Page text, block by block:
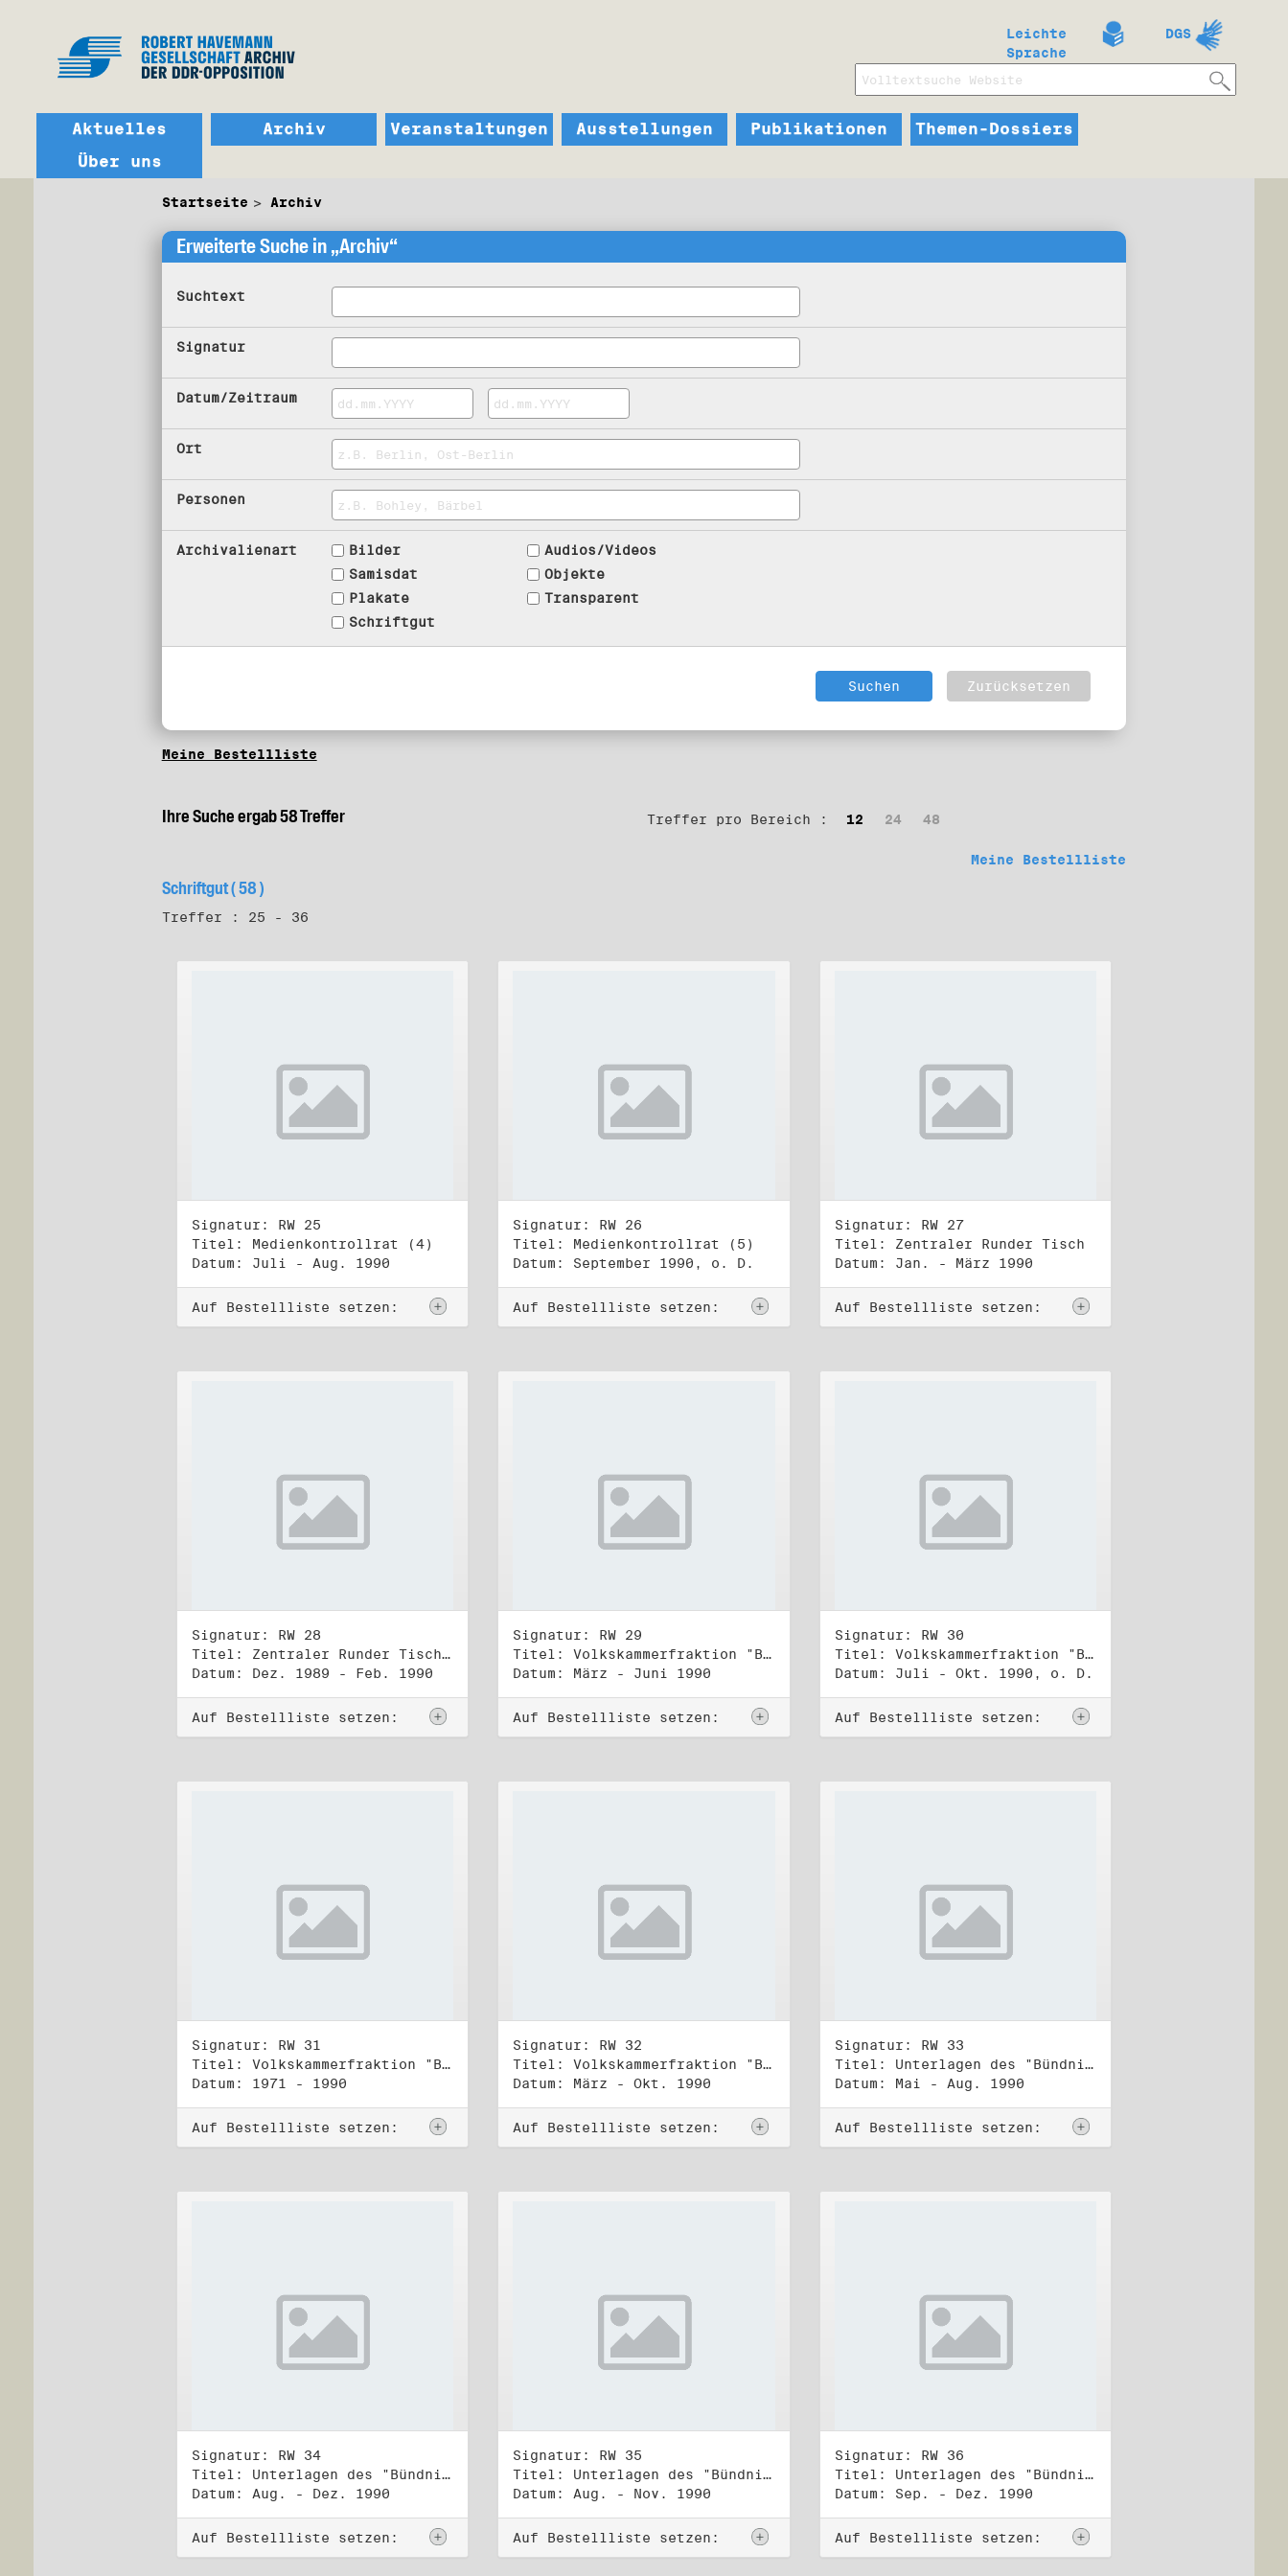
Leichte
Sprache
DGS
Aktuelles Archiv Veranstaltungen Ausstellungen Publikationen
Themen-Dossiers
Über uns
Startseite Archiv
Erweiterte Suche in „Archiv“
Suchtext
Signatur
Datum/Zeitraum
Ort
Personen
Archivalienart
Bilder
Samisdat
Plakate
Schriftgut
Audios/Videos
Objekte
Transparent
Meine Bestellliste
Ihre Suche ergab 58 Treffer Treffer pro Bereich : 12 24 48
Meine Bestellliste
Schriftgut ( 58 )
Treffer : 25 - 36
Signatur: RW 25
Titel: Medienkontrollrat (4)
Datum: Juli - Aug. 1990
Auf Bestellliste setzen:
Signatur: RW 26
Titel: Medienkontrollrat (5)
Datum: September 1990, o. D.
Auf Bestellliste setzen:
Signatur: RW 27
Titel: Zentraler Runder Tisch
Datum: Jan. - März 1990
Auf Bestellliste setzen:
Signatur: RW 28
Titel: Zentraler Runder Tisch, AG Parteien- und Vereinigungsgesetz
Datum: Dez. 1989 - Feb. 1990
Auf Bestellliste setzen:
Signatur: RW 29
Titel: Volkskammerfraktion "Bündnis 90/Grüne" (1)
Datum: März - Juni 1990
Auf Bestellliste setzen:
Signatur: RW 30
Titel: Volkskammerfraktion "Bündnis 90/Grüne" (2)
Datum: Juli - Okt. 1990, o. D.
Auf Bestellliste setzen:
Signatur: RW 31
Titel: Volkskammerfraktion "Bündnis 90/Grüne" (3)
Datum: 1971 - 1990
Auf Bestellliste setzen:
Signatur: RW 32
Titel: Volkskammerfraktion "Bündnis 90/Grüne" (4)
Datum: März - Okt. 1990
Auf Bestellliste setzen:
Signatur: RW 33
Titel: Unterlagen des "Bündnis 90/Die Grünen - BürgerInnenbewegung", Wahlbündnis zur Bundestagswahl am 2.12.1990 (1)
Datum: Mai - Aug. 1990
Auf Bestellliste setzen:
Signatur: RW 34
Titel: Unterlagen des "Bündnis 90/Die Grünen - BürgerInnenbewegung", Wahlbündnis zur Bundestagswahl am 2.12.1990 (2)
Datum: Aug. - Dez. 1990
Auf Bestellliste setzen:
Signatur: RW 35
Titel: Unterlagen des "Bündnis 90/Die Grünen - BürgerInnenbewegung", Wahlbündnis zur Bundestagswahl am 2.12.1990 (3)
Datum: Aug. - Nov. 1990
Auf Bestellliste setzen:
Signatur: RW 36
Titel: Unterlagen des "Bündnis 90/Die Grünen - BürgerInnenbewegung", Wahlbündnis zur Bundestagswahl am 2.12.1990 (4)
Datum: Sep. - Dez. 1990
Auf Bestellliste setzen: